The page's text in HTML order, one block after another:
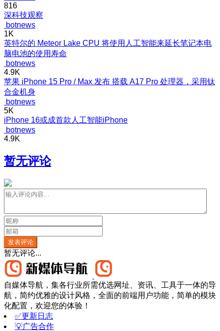
816
深科技观察
botnews
1K
英特尔的 Meteor Lake CPU 将使用人工智能来延长笔记本电
脑电池的使用寿命
botnews
4.9K
苹果 iPhone 15 Pro / Max 发布 搭载 A17 Pro 处理器，采用钛
合金机身
botnews
5K
iPhone 16或成首款人工智能iPhone
botnews
4.9K
暂无评论
发表评论
暂无评论...
自媒体导航，集各行业所需优选网址、资讯、工具于一体的导
航，简约优雅的设计风格，全面的前端用户功能，简单的模块
化配置，欢迎您的体验！
✅更新日志
💡广告合作